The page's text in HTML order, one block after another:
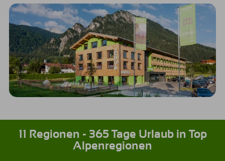
11 Regionen - 365 Tage Urlaub in Top
Alpenregionen